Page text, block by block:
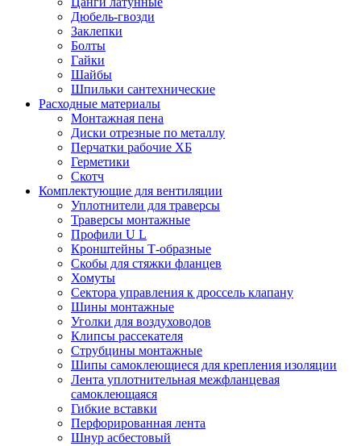
Дюбель-гвозди
Заклепки
Болты
Гайки
Шайбы
Шпильки сантехнические
Расходные материалы
Монтажная пена
Диски отрезные по металлу
Перчатки рабочие ХБ
Герметики
Скотч
Комплектующие для вентиляции
Уплотнители для траверсы
Траверсы монтажные
Профили U L
Кронштейны Т-образные
Скобы для стяжки фланцев
Хомуты
Сектора управления к дроссель клапану
Шины монтажные
Уголки для воздуховодов
Клипсы рассекателя
Струбцины монтажные
Шипы самоклеющиеся для крепления изоляции
Лента уплотнительная межфланцевая
самоклеющаяся
Гибкие вставки
Перфорированная лента
Шнур асбестовый